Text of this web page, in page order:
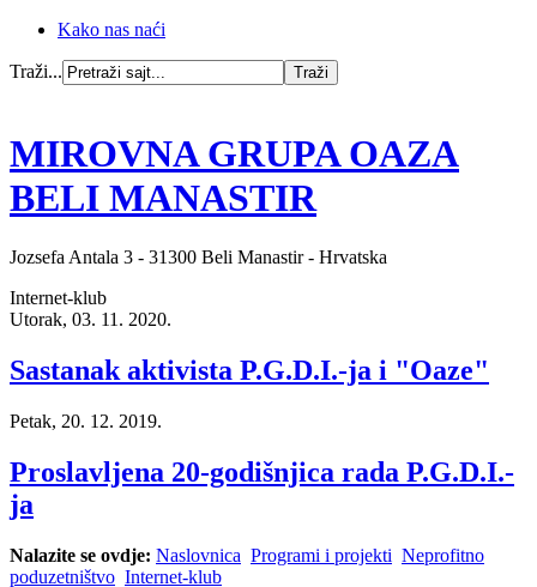
Kako nas naći
Traži...
MIROVNA GRUPA OAZA
BELI MANASTIR
Jozsefa Antala 3 - 31300 Beli Manastir - Hrvatska
Internet-klub
Utorak, 03. 11. 2020.
Sastanak aktivista P.G.D.I.-ja i "Oaze"
Petak, 20. 12. 2019.
Proslavljena 20-godišnjica rada P.G.D.I.-
ja
Nalazite se ovdje: Naslovnica Programi i projekti Neprofitno
poduzetništvo Internet-klub